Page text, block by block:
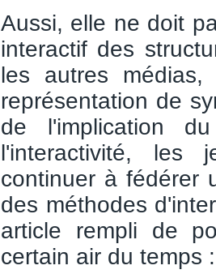
Aussi, elle ne doit
interactif des
les autres
représentation de
de l'implication
l'interactivité, les
continuer à fédérer
des méthodes
article rempli de
certain air du temps :